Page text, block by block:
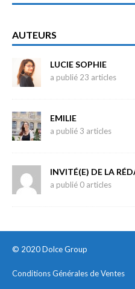
AUTEURS
LUCIE SOPHIE
a publié 23 articles
EMILIE
a publié 3 articles
INVITÉ(E) DE LA
a publié 0 articles
© 2020 Dolce Group
Conditions Générales de Ventes